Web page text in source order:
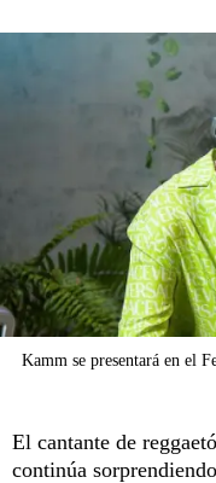
Kamm se presentará en el
El cantante de
continúa